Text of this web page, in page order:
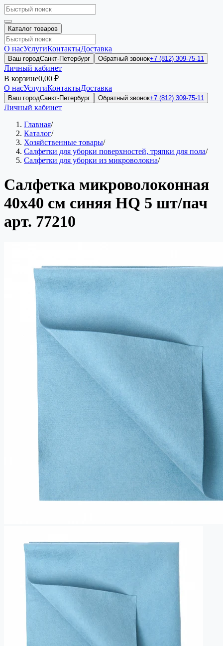
Каталог товаров
О насУслугиКонтактыДоставка
Ваш городСанкт-Петербург Обратный звонок+7 (812) 309-75-11
Личный кабинет
В корзине0,00 ₽
О насУслугиКонтактыДоставка
Ваш городСанкт-Петербург Обратный звонок+7 (812) 309-75-11
Личный кабинет
Главная/
Каталог/
Хозяйственные товары/
Салфетки для уборки поверхностей, тряпки для пола/
Салфетки для уборки из микроволокна/
Салфетка микроволоконная
40х40 см синяя HQ 5 шт/пач
арт. 77210